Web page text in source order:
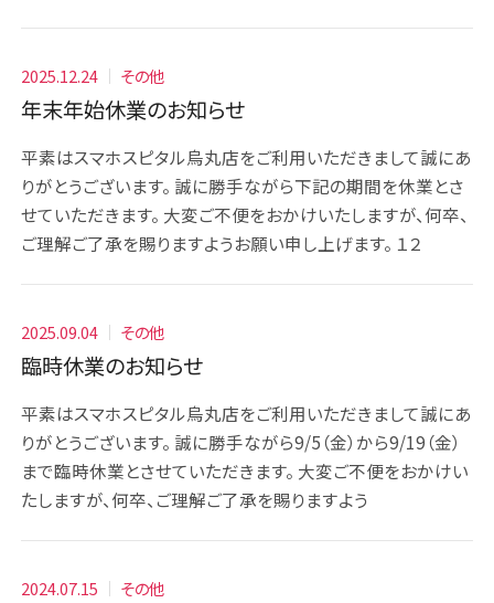
2025.12.24 その他
年末年始休業のお知らせ
平素はスマホスピタル烏丸店をご利用いただきまして誠にあ
りがとうございます。 誠に勝手ながら下記の期間を休業とさ
せていただきます。 大変ご不便をおかけいたしますが、何卒、
ご理解ご了承を賜りますようお願い申し上げます。 １２
2025.09.04 その他
臨時休業のお知らせ
平素はスマホスピタル烏丸店をご利用いただきまして誠にあ
りがとうございます。 誠に勝手ながら9/5（金）から9/19（金）
まで臨時休業とさせていただきます。 大変ご不便をおかけい
たしますが、何卒、ご理解ご了承を賜りますよう
2024.07.15 その他